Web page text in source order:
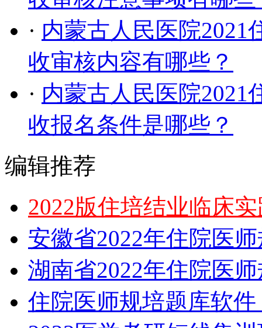
· 内蒙古人民医院2021
收审核内容有哪些？
· 内蒙古人民医院2021
收报名条件是哪些？
编辑推荐
2022版住培结业临床
安徽省2022年住院医
湖南省2022年住院医
住院医师规培题库软